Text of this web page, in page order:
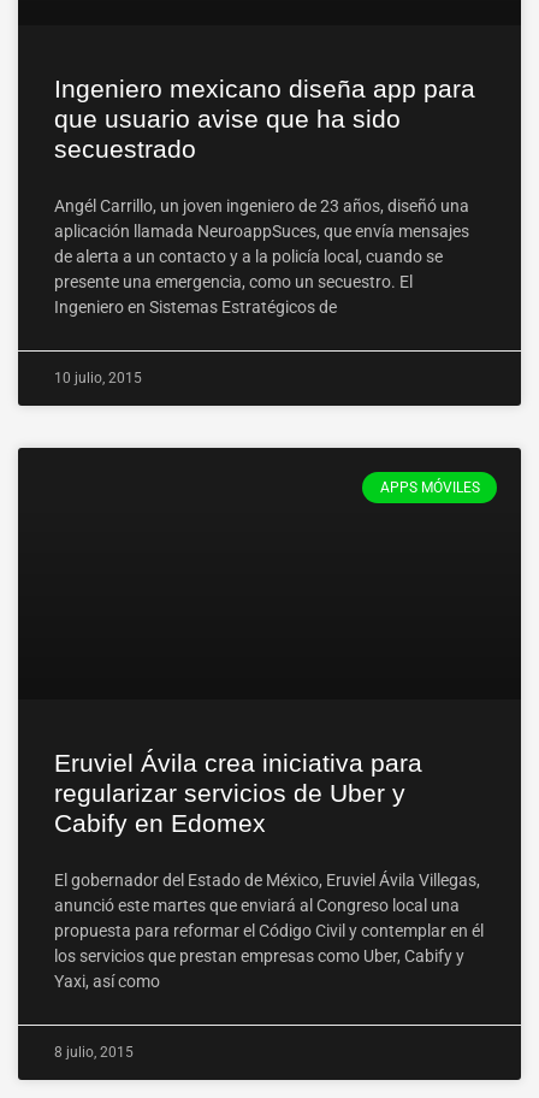
Ingeniero mexicano diseña app para
que usuario avise que ha sido
secuestrado
Angél Carrillo, un joven ingeniero de 23 años, diseñó una
aplicación llamada NeuroappSuces, que envía mensajes
de alerta a un contacto y a la policía local, cuando se
presente una emergencia, como un secuestro. El
Ingeniero en Sistemas Estratégicos de
10 julio, 2015
APPS MÓVILES
Eruviel Ávila crea iniciativa para
regularizar servicios de Uber y
Cabify en Edomex
El gobernador del Estado de México, Eruviel Ávila Villegas,
anunció este martes que enviará al Congreso local una
propuesta para reformar el Código Civil y contemplar en él
los servicios que prestan empresas como Uber, Cabify y
Yaxi, así como
8 julio, 2015